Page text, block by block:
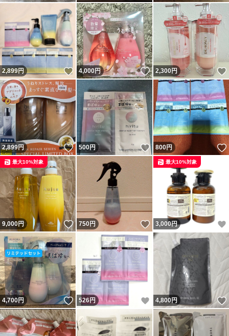
2,899円 いいね！
4,000円 いいね！
2,300円
2,899円 いいね！
500円 いいね！
800円
9,000円 いいね！
最大10%対象
750円 いいね！
3,000円
最大10%対象
4,700円 いいね！
526円 いいね！
4,800円